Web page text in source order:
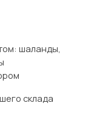
шаланды,
склада